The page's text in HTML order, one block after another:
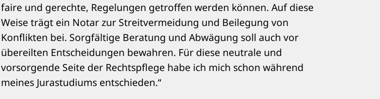
faire und gerechte, Regelungen getroffen werden können. Auf diese
Weise trägt ein Notar zur Streitvermeidung und Beilegung von
Konflikten bei. Sorgfältige Beratung und Abwägung soll auch vor
übereilten Entscheidungen bewahren. Für diese neutrale und
vorsorgende Seite der Rechtspflege habe ich mich schon während
meines Jurastudiums entschieden.“